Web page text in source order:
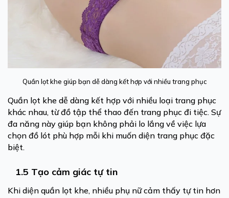
Quần lọt khe giúp bạn dễ dàng kết hợp với nhiều trang phục
Quần lọt khe dễ dàng kết hợp với nhiều loại trang phục
khác nhau, từ đồ tập thể thao đến trang phục đi tiệc. Sự
đa năng này giúp bạn không phải lo lắng về việc lựa
chọn đồ lót phù hợp mỗi khi muốn diện trang phục đặc
biệt.
1.5 Tạo cảm giác tự tin
Khi diện quần lọt khe, nhiều phụ nữ cảm thấy tự tin hơn